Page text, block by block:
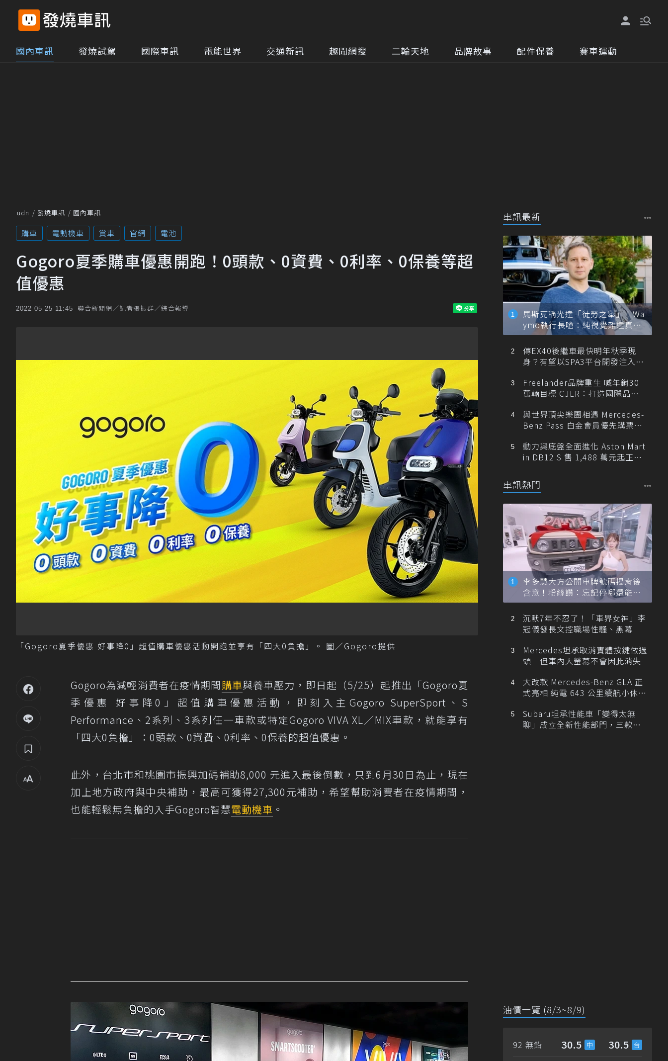
國內車訊 發燒試駕 國際車訊 電能世界 交通新訊 趣聞網搜 二輪天地 品牌故事 配件保養 賽車運動
udn 發燒車訊 國內車訊
購車 電動機車 賞車 官網 電池
Gogoro夏季購車優惠開跑！0頭款、0資費、0利率、0保養等超
值優惠
2022-05-25 11:45 聯合新聞網／記者張振群／綜合報導
「Gogoro夏季優惠 好事降0」超值購車優惠活動開跑並享有「四大0負擔」。 圖／Gogoro提供
Gogoro為減輕消費者在疫情期間購車與養車壓力，即日起（5/25）起推出「Gogoro夏
季優惠 好事降0」超值購車優惠活動，即刻入主Gogoro SuperSport、S
Performance、2系列、3系列任一車款或特定Gogoro VIVA XL／MIX車款，就能享有
「四大0負擔」：0頭款、0資費、0利率、0保養的超值優惠。
此外，台北市和桃園市振興加碼補助8,000 元進入最後倒數，只到6月30日為止，現在
加上地方政府與中央補助，最高可獲得27,300元補助，希望幫助消費者在疫情期間，
也能輕鬆無負擔的入手Gogoro智慧電動機車 。
車訊最新
馬斯克稱光達「徒勞之舉」！Wa
ymo執行長嗆：純視覺難達真正
自動駕駛
傳EX40後繼車最快明年秋季現
身？有望以SPA3平台開發注入80
Freelander品牌重生 喊年銷30
萬輛目標 CJLR：打造國際品牌
與世界頂尖樂團相遇 Mercedes-
Benz Pass 白金會員優先購票維
動力與底盤全面進化 Aston Mart
in DB12 S 售 1,488 萬元起正式
車訊熱門
李多慧大方公開車牌號碼揭背後
含意！粉絲讚：忘記停哪還能幫
忙找車
沉默7年不忍了！「車界女神」李
冠儀發長文控職場性騷、黑幕
Mercedes坦承取消實體按鍵做過
頭 但車內大螢幕不會因此消失
大改款 Mercedes-Benz GLA 正
式亮相 純電 643 公里續航小休
Subaru坦承性能車「變得太無
聊」成立全新性能部門，三款手
油價一覽 (8/3~8/9)
92 無鉛 30.5 30.5